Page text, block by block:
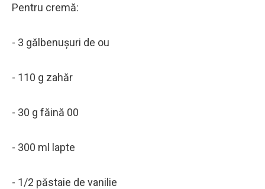
Pentru cremă:
- 3 gălbenușuri de ou
- 110 g zahăr
- 30 g făină 00
- 300 ml lapte
- 1/2 păstaie de vanilie